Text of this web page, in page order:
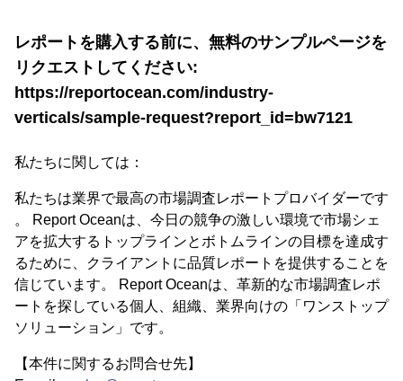
レポートを購入する前に、無料のサンプルページを
リクエストしてください:
https://reportocean.com/industry-
verticals/sample-request?report_id=bw7121
私たちに関しては：
私たちは業界で最高の市場調査レポートプロバイダーです
。 Report Oceanは、今日の競争の激しい環境で市場シェ
アを拡大するトップラインとボトムラインの目標を達成す
るために、クライアントに品質レポートを提供することを
信じています。 Report Oceanは、革新的な市場調査レポ
ートを探している個人、組織、業界向けの「ワンストップ
ソリューション」です。
【本件に関するお問合せ先】